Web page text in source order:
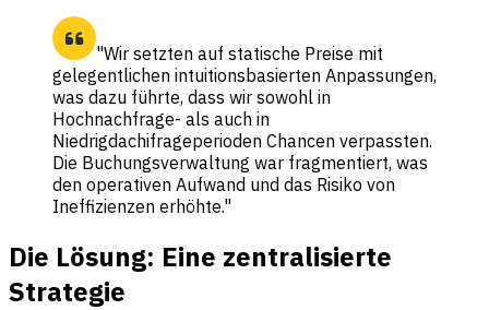
"Wir setzten auf statische Preise mit
gelegentlichen intuitionsbasierten Anpassungen,
was dazu führte, dass wir sowohl in
Hochnachfrage- als auch in
Niedrigdachifrageperioden Chancen verpassten.
Die Buchungsverwaltung war fragmentiert, was
den operativen Aufwand und das Risiko von
Ineffizienzen erhöhte."
Die Lösung: Eine zentralisierte
Strategie